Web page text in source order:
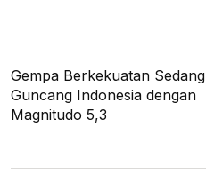
Gempa Berkekuatan Sedang
Guncang Indonesia dengan
Magnitudo 5,3